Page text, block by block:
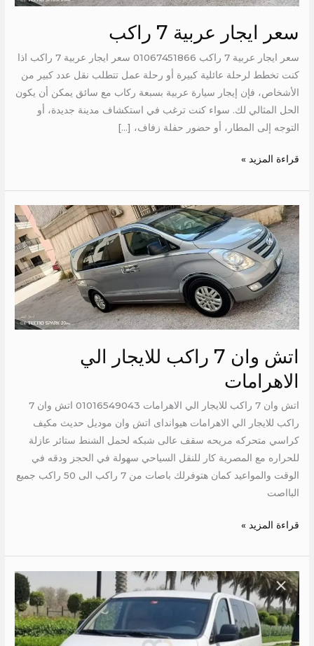
سعر ايجار عربية 7 راكب
سعر ايجار عربية 7 راكب 01067451866 سعر ايجار عربية 7 راكب اذا
كنت تخطط لرحلة عائلية كبيرة أو رحلة عمل تتطلب نقل عدد كبير من
الأشخاص، فإن إيجار سيارة عربية بسبعة ركاب مع سائق يمكن أن يكون
الحل المثالي لك. سواء كنت ترغب في استكشاف مدينة جديدة، أو
التوجه إلى المطار، أو حضور حفلة زفاف، […]
قراءة المزيد »
اتش وان 7 راكب للايجار الي
الاهرامات
اتش وان 7 راكب للايجار الي الاهرامات 01016549043 اتش وان 7
راكب للايجار الي الاهرامات هيوانداى اتش وان موديل حديث مكيف
كراسي متحركه مريحه سقف عالى شبكه لحمل الشنط ستائر عازلة
للحراره مع المصرية كار للنقل السياحي سهولة في الحجز ودقه في
الوقت والمواعيد كمان هتوفرلك باصات من 7 راكب الى 50 راكب جميع
البااصت
اتش
وان
7
راكب
للايجار
الي
الاهرامات
قراءة المزيد »
فان
7
راكب
للايجار